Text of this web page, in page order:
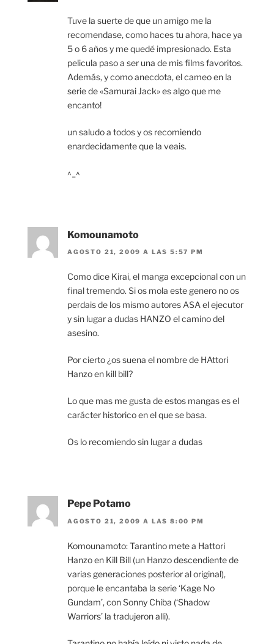
Tuve la suerte de que un amigo me la
recomendase, como haces tu ahora, hace ya
5 o 6 años y me quedé impresionado. Esta
pelicula paso a ser una de mis films favoritos.
Además, y como anecdota, el cameo en la
serie de «Samurai Jack» es algo que me
encanto!
un saludo a todos y os recomiendo
enardecidamente que la veais.
^_^
Komounamoto
AGOSTO 21, 2009 A LAS 5:57 PM
Como dice Kirai, el manga excepcional con un
final tremendo. Si os mola este genero no os
perdais de los mismo autores ASA el ejecutor
y sin lugar a dudas HANZO el camino del
asesino.
Por cierto ¿os suena el nombre de HAttori
Hanzo en kill bill?
Lo que mas me gusta de estos mangas es el
carácter historico en el que se basa.
Os lo recomiendo sin lugar a dudas
Pepe Potamo
AGOSTO 21, 2009 A LAS 8:00 PM
Komounamoto: Tarantino mete a Hattori
Hanzo en Kill Bill (un Hanzo descendiente de
varias generaciones posterior al original),
porque le encantaba la serie ‘Kage No
Gundam’, con Sonny Chiba (‘Shadow
Warriors’ la tradujeron alli).